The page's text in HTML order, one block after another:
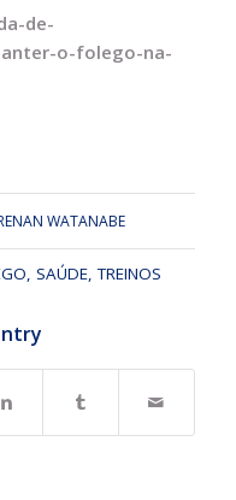
de-
o-folego-na-
WATANABE
,SAÚDE,TREINOS